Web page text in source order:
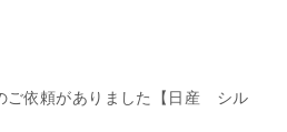
ご依頼がありました【日産 シル